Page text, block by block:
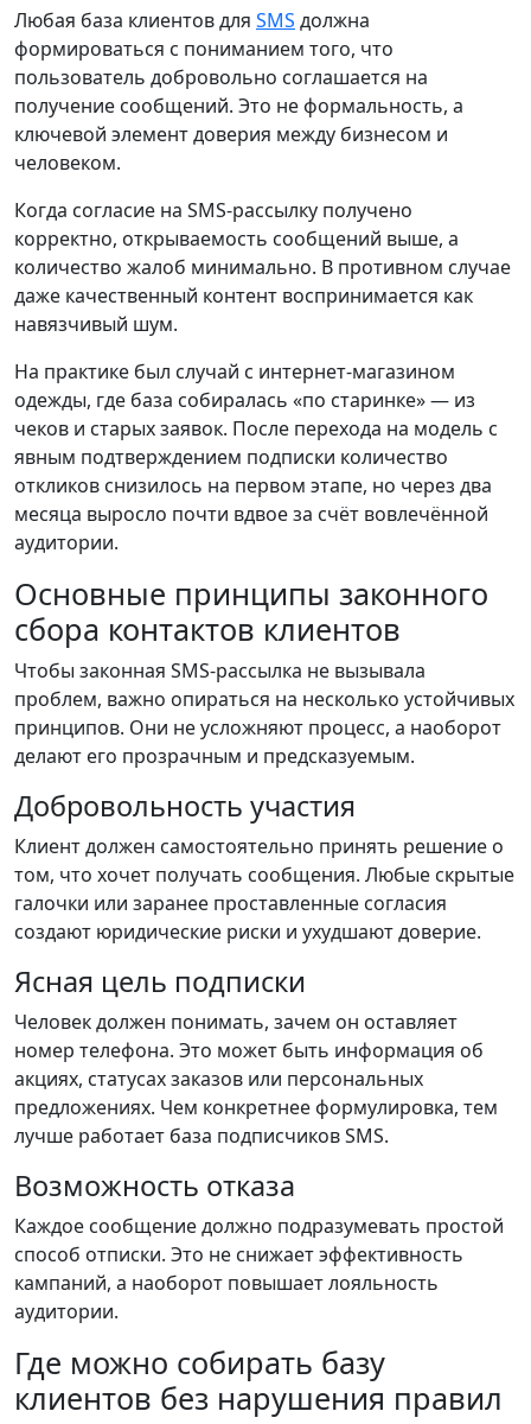
Любая база клиентов для SMS должна
формироваться с пониманием того, что
пользователь добровольно соглашается на
получение сообщений. Это не формальность, а
ключевой элемент доверия между бизнесом и
человеком.
Когда согласие на SMS-рассылку получено
корректно, открываемость сообщений выше, а
количество жалоб минимально. В противном случае
даже качественный контент воспринимается как
навязчивый шум.
На практике был случай с интернет-магазином
одежды, где база собиралась «по старинке» — из
чеков и старых заявок. После перехода на модель с
явным подтверждением подписки количество
откликов снизилось на первом этапе, но через два
месяца выросло почти вдвое за счёт вовлечённой
аудитории.
Основные принципы законного
сбора контактов клиентов
Чтобы законная SMS-рассылка не вызывала
проблем, важно опираться на несколько устойчивых
принципов. Они не усложняют процесс, а наоборот
делают его прозрачным и предсказуемым.
Добровольность участия
Клиент должен самостоятельно принять решение о
том, что хочет получать сообщения. Любые скрытые
галочки или заранее проставленные согласия
создают юридические риски и ухудшают доверие.
Ясная цель подписки
Человек должен понимать, зачем он оставляет
номер телефона. Это может быть информация об
акциях, статусах заказов или персональных
предложениях. Чем конкретнее формулировка, тем
лучше работает база подписчиков SMS.
Возможность отказа
Каждое сообщение должно подразумевать простой
способ отписки. Это не снижает эффективность
кампаний, а наоборот повышает лояльность
аудитории.
Где можно собирать базу
клиентов без нарушения правил